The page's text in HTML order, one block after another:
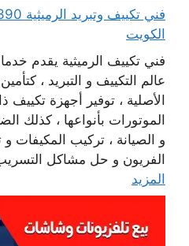
الكويت
فني تكييف الرميثية يقدم
عالم التكييف و التبريد ،
الأصلية ، توفير أجهزة تكييف
الموتورات بأنواعها ، كذلك
و الصيانة ، تركيب المكيفات و
الفريون و حل مشاكل التسريب
المزيد